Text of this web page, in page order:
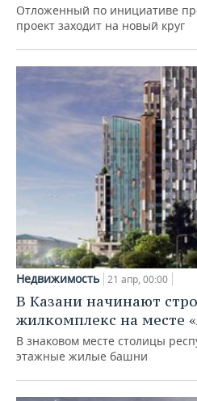
Отложенный по инициативе
проект заходит на новый круг
Недвижимость 21 апр, 00:00
В Казани начинают
жилкомплекс на месте
В знаковом месте столицы
этажные жилые башни